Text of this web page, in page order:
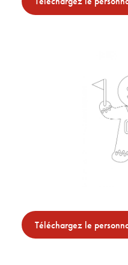
Téléchargez le